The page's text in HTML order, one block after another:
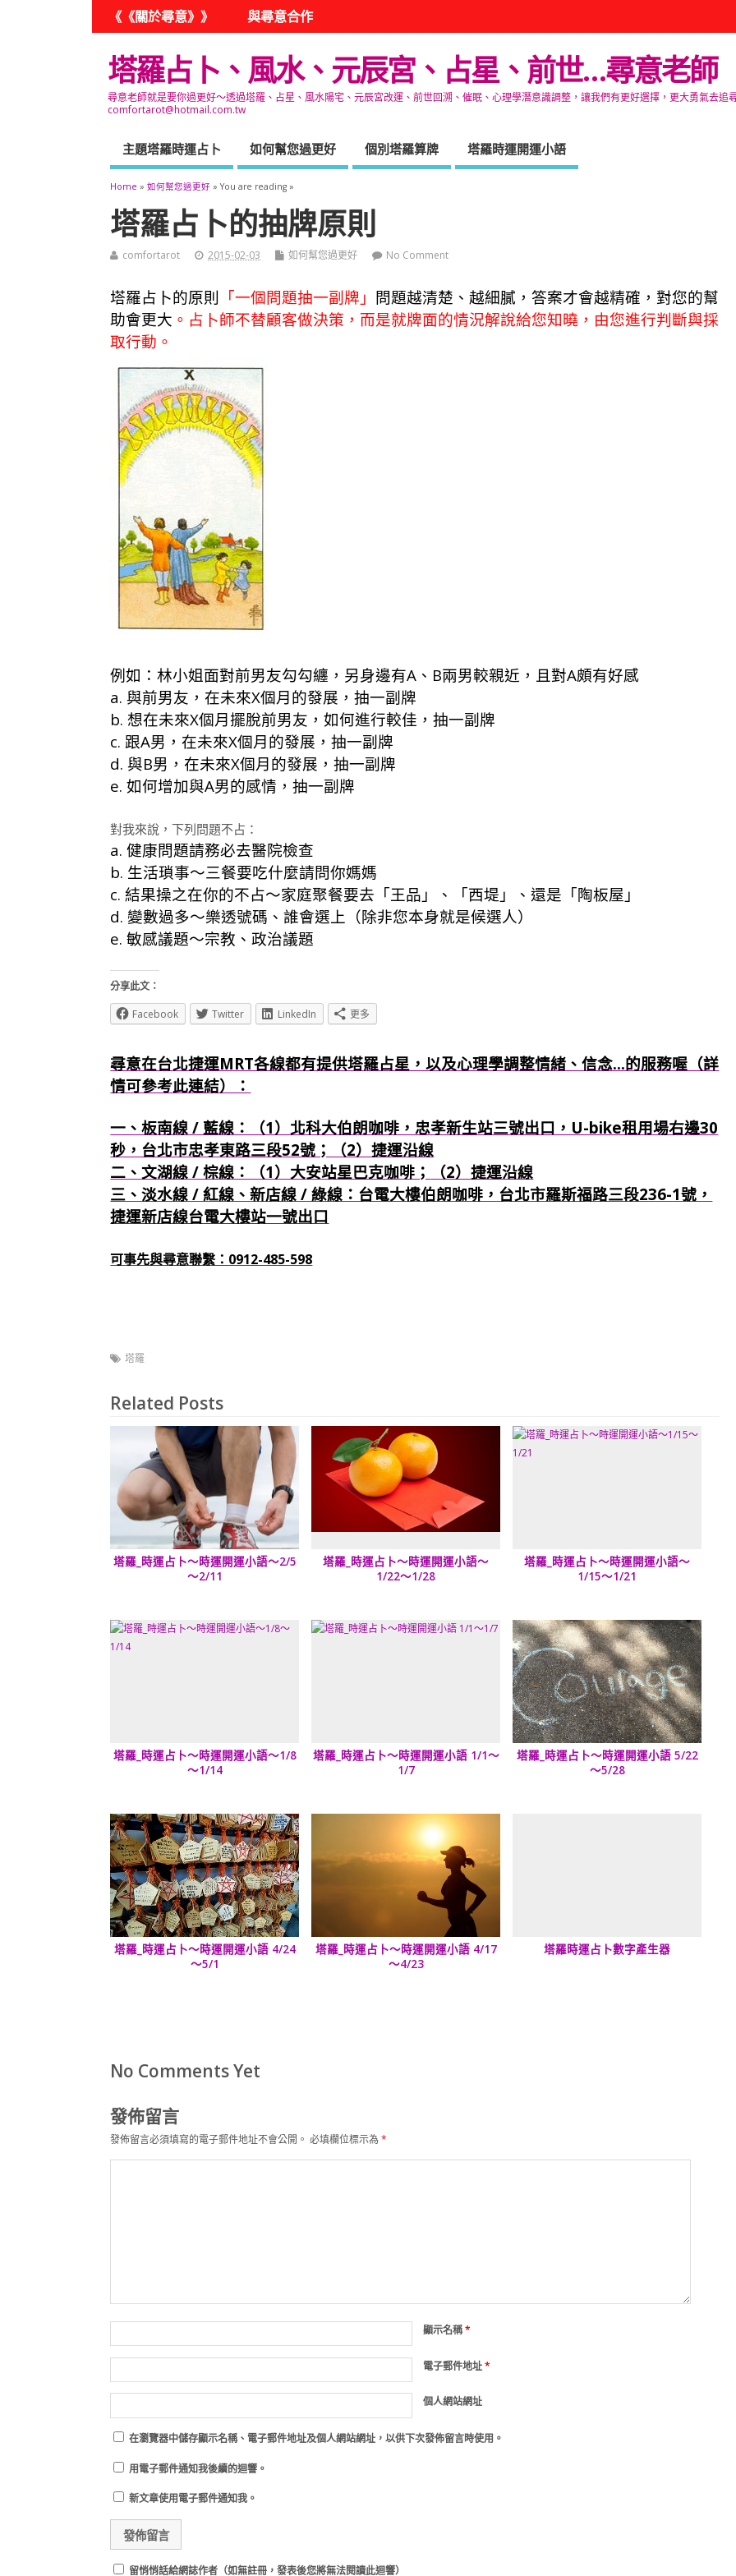
《《關於尋意》》 與尋意合作
塔羅占卜、風水、元辰宮、占星、前世…尋意老師
尋意老師就是要你過更好～透過塔羅、占星、風水陽宅、元辰宮改運、前世回溯、催眠、心理學潛意識調整，讓我們有更好選擇，更大勇氣去
comfortarot@hotmail.com.tw
主題塔羅時運占卜 如何幫您過更好 個別塔羅算牌 塔羅時運開運小語
Home »如何幫您過更好 » You are reading »
塔羅占卜的抽牌原則
comfortarot 2015-02-03 如何幫您過更好 No Comment
塔羅占卜的原則 「一個問題抽一副牌」 問題越清楚、越細膩，答案才會越精確，對您的幫
助會更大 。 占卜師不替顧客做決策，而是就牌面的情況解說給您知曉，由您進行判斷與採
取行動。
例如：林小姐面對前男友勾勾纏，另身邊有A、B兩男較親近，且對A頗有好感
a. 與前男友，在未來X個月的發展，抽一副牌
b. 想在未來X個月擺脫前男友，如何進行較佳，抽一副牌
c. 跟A男，在未來X個月的發展，抽一副牌
d. 與B男，在未來X個月的發展，抽一副牌
e. 如何增加與A男的感情，抽一副牌
對我來說，下列問題不占：
a. 健康問題請務必去醫院檢查
b. 生活瑣事～三餐要吃什麼請問你媽媽
c. 結果操之在你的不占～家庭聚餐要去「王品」、「西堤」、還是「陶板屋」
d. 變數過多～樂透號碼、誰會選上（除非您本身就是候選人）
e. 敏感議題～宗教、政治議題
分享此文：
Facebook
Twitter LinkedIn 更多
尋意在台北捷運MRT各線都有提供塔羅占星，以及心理學調整情緒、信念...的服務喔（詳
情可參考此連結）：
一、板南線 / 藍線：（1）北科大伯朗咖啡，忠孝新生站三號出口，U-bike租用場右邊30
秒，台北市忠孝東路三段52號；（2）捷運沿線
二、文湖線 / 棕線：（1）大安站星巴克咖啡；
（2）捷運沿線
三、淡水線 / 紅線、新店線 / 綠線：台電大樓伯朗咖啡，台北市羅斯福路三段236-1號，
捷運新店線台電大樓站一號出口
可事先與尋意聯繫：0912-485-598
塔羅
Related Posts
塔羅_時運占卜～時運開運小語～2/5
～2/11
塔羅_時運占卜～時運開運小語～
1/22～1/28
塔羅_時運占卜～時運開運小語～
1/15～1/21
塔羅_時運占卜～時運開運小語～1/8
～1/14
塔羅_時運占卜～時運開運小語 1/1～
1/7
塔羅_時運占卜～時運開運小語 5/22
～5/28
塔羅_時運占卜～時運開運小語 4/24
～5/1
塔羅_時運占卜～時運開運小語 4/17
～4/23
塔羅時運占卜數字產生器
No Comments Yet
發佈留言
發佈留言必須填寫的電子郵件地址不會公開。 必填欄位標示為*
顯示名稱*
電子郵件地址*
個人網站網址
在瀏覽器中儲存顯示名稱、電子郵件地址及個人網站網址，以供下次發佈留言時使用。
用電子郵件通知我後續的迴響。
新文章使用電子郵件通知我。
留悄悄話給網誌作者（如無註冊，發表後您將無法閱讀此迴響）